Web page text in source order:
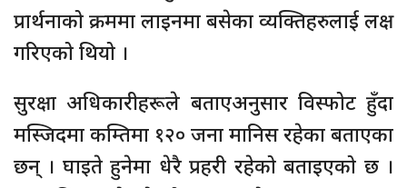
प्रार्थनाको क्रममा लाइनमा बसेका व्यक्तिहरुलाई लक्ष
गरिएको थियो ।
सुरक्षा अधिकारीहरूले बताएअनुसार विस्फोट हुँदा
मस्जिदमा कम्तिमा १२० जना मानिस रहेका बताएका
छन् । घाइते हुनेमा धेरै प्रहरी रहेको बताइएको छ ।